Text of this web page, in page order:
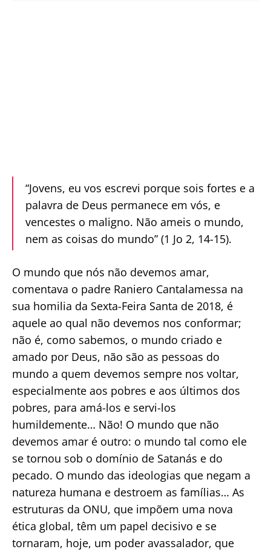
“Jovens, eu vos escrevi porque sois fortes e a
palavra de Deus permanece em vós, e
vencestes o maligno. Não ameis o mundo,
nem as coisas do mundo” (1 Jo 2, 14-15).
O mundo que nós não devemos amar,
comentava o padre Raniero Cantalamessa na
sua homilia da Sexta-Feira Santa de 2018, é
aquele ao qual não devemos nos conformar;
não é, como sabemos, o mundo criado e
amado por Deus, não são as pessoas do
mundo a quem devemos sempre nos voltar,
especialmente aos pobres e aos últimos dos
pobres, para amá-los e servi-los
humildemente… Não! O mundo que não
devemos amar é outro: o mundo tal como ele
se tornou sob o domínio de Satanás e do
pecado. O mundo das ideologias que negam a
natureza humana e destroem as famílias… As
estruturas da ONU, que impõem uma nova
ética global, têm um papel decisivo e se
tornaram, hoje, um poder avassalador, que